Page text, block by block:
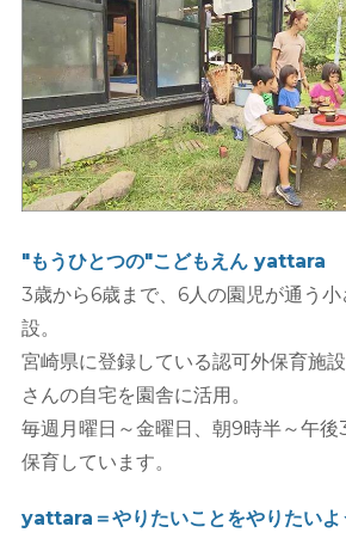
"もうひとつの"こどもえん yattara
3歳から6歳まで、6人の園児が通う
設。
宮崎県に登録している認可外保育施
さんの自宅を園舎に活用。
毎週月曜日～金曜日、朝9時半～午後
保育しています。
yattara＝やりたいことをやりたいよ